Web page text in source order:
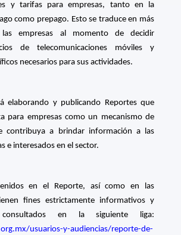
y tarifas para empresas, tanto en la
como prepago. Esto se traduce en más
las empresas al momento de decidir
de telecomunicaciones móviles y
necesarios para sus actividades.
elaborando y publicando Reportes que
para empresas como un mecanismo de
contribuya a brindar información a las
e interesados en el sector.
en el Reporte, así como en las
fines estrictamente informativos y
en la siguiente liga:
usuarios-y-audiencias/reporte-de-